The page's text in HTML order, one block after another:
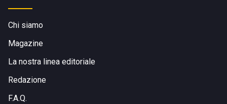
Chi siamo
Magazine
La nostra linea editoriale
Redazione
F.A.Q.